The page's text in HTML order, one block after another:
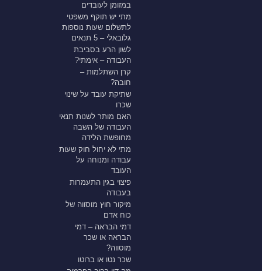
במזומן לעובדים
מתי יש תוקף משפטי
לתשלום שעות נוספות
גלובאלי – 5 תנאים
לשון הרע בסביבת
העבודה – אימתי?
קרן השתלמות –
חובה?
שתיקת עובד על שינוי
שכרו
האם מותר לשנות תנאי
העבודה של השבה
מחופשת הלידה
מתי לא יחול חוק שעות
עבודה ומנוחה על
העובד
פיצוי בגין התעמרות
בעבודה
מיקור חוץ מוסווה של
כוח אדם
דמי הבראה – דמי
הבראה או שכר
מוסווה?
שכר נטו או ברוטו